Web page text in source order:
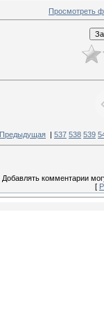
Просмотреть
537 538 539
Добавлять комментарии
[